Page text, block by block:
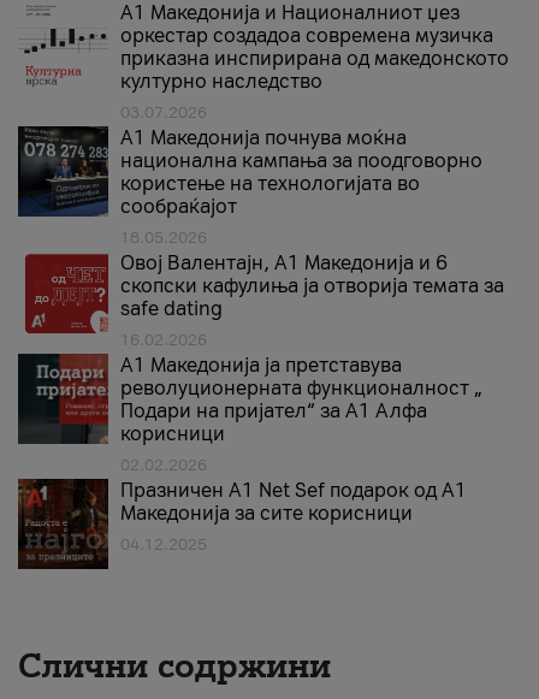
А1 Македонија и Националниот џез
оркестар создадоа современа музичка
приказна инспирирана од македонското
културно наследство
03.07.2026
A1 Македонија почнува моќна
национална кампања за поодговорно
користење на технологијата во
сообраќајот
18.05.2026
Овој Валентајн, A1 Македонија и 6
скопски кафулиња ја отворија темата за
safe dating
16.02.2026
А1 Македонија ја претставува
револуционерната функционалност „
Подари на пријател“ за А1 Алфа
корисници
02.02.2026
Празничен A1 Net Sеf подарок од А1
Македонија за сите корисници
04.12.2025
Слични содржини